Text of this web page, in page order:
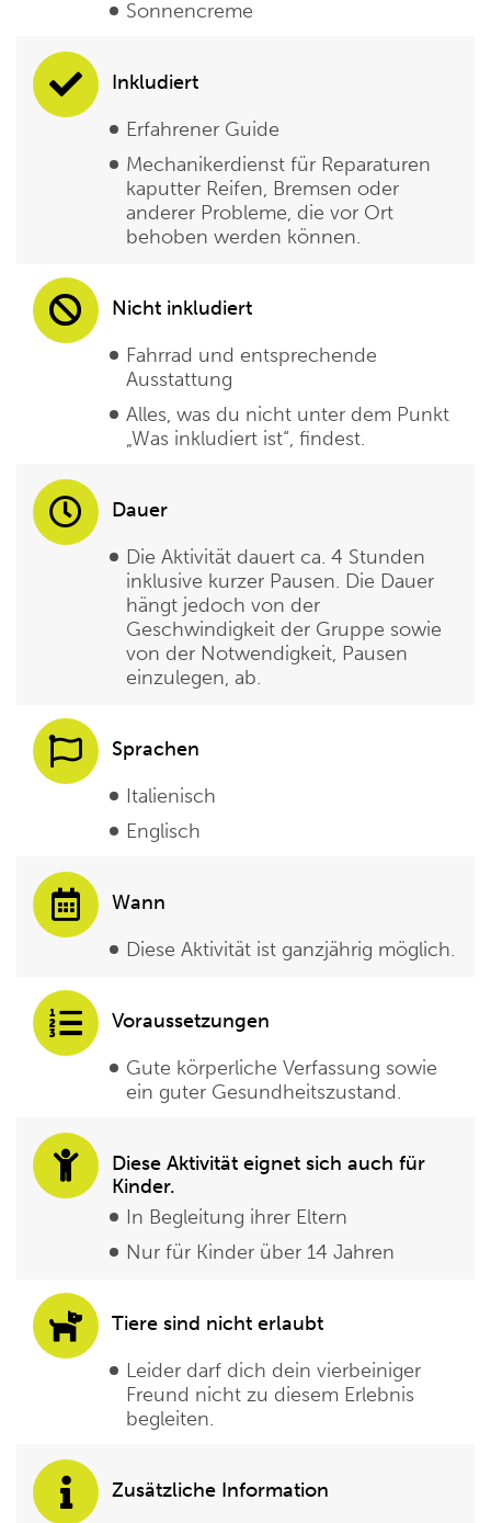
Sonnencreme
Inkludiert
Erfahrener Guide
Mechanikerdienst für Reparaturen
kaputter Reifen, Bremsen oder
anderer Probleme, die vor Ort
behoben werden können.
Nicht inkludiert
Fahrrad und entsprechende
Ausstattung
Alles, was du nicht unter dem Punkt
„Was inkludiert ist“, findest.
Dauer
Die Aktivität dauert ca. 4 Stunden
inklusive kurzer Pausen. Die Dauer
hängt jedoch von der
Geschwindigkeit der Gruppe sowie
von der Notwendigkeit, Pausen
einzulegen, ab.
Sprachen
Italienisch
Englisch
Wann
Diese Aktivität ist ganzjährig möglich.
Voraussetzungen
Gute körperliche Verfassung sowie
ein guter Gesundheitszustand.
Diese Aktivität eignet sich auch für
Kinder.
In Begleitung ihrer Eltern
Nur für Kinder über 14 Jahren
Tiere sind nicht erlaubt
Leider darf dich dein vierbeiniger
Freund nicht zu diesem Erlebnis
begleiten.
Zusätzliche Information